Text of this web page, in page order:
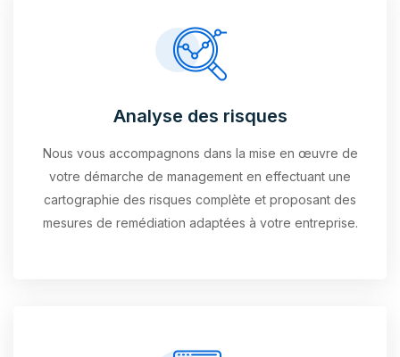
Analyse des risques
Nous vous accompagnons dans la mise en œuvre de
votre démarche de management en effectuant une
cartographie des risques complète et proposant des
mesures de remédiation adaptées à votre entreprise.